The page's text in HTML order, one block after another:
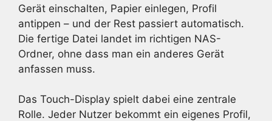
Gerät einschalten, Papier einlegen, Profil
antippen – und der Rest passiert automatisch.
Die fertige Datei landet im richtigen NAS-
Ordner, ohne dass man ein anderes Gerät
anfassen muss.
Das Touch-Display spielt dabei eine zentrale
Rolle. Jeder Nutzer bekommt ein eigenes Profil,